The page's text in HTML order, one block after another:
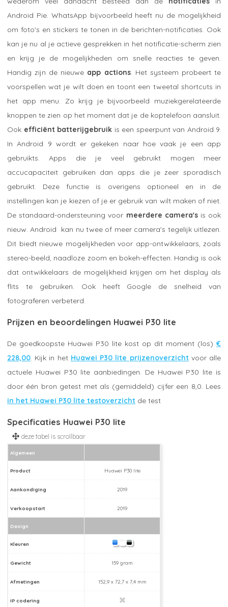
Android Pie. WhatsApp bijvoorbeeld heeft nu de mogelijkheid
om foto's en stickers te tonen in de berichten-notificaties. Ook
kan je nu al je actieve gesprekken in het notificatie-scherm zien
en krijg je de mogelijkheden om snelle reacties te geven.
Handig zijn de nieuwe app actions. Het systeem probeert te
voorspellen wat je wilt doen en toont een tweetal shortcuts in
het app menu. Zo krijg je bijvoorbeeld muziekgerelateerde
knoppen te zien op het moment dat je de koptelefoon aansluit.
Ook efficiënt batterijgebruik is een speerpunt van Android 9.
In Android 9 wordt er gekeken naar hoe vaak je een app
gebruikts. Apps die je veel gebruikt mogen meer
accucapaciteit gebruiken dan apps die je zeer sporadisch
gebruikt. Deze functie is overigens optioneel en in de
instellingen kan je kiezen of je er gebruik van wilt maken of niet.
De standaard-ondersteuning voor meerdere camera'sis ook
nieuw. Android kan nu twee of meer camera's tegelijk uitlezen.
Dit biedt nieuwe mogelijkheden voor app-ontwikkelaars, zoals
stereo-beeld, naadloze zoom en bokeh-effecten. Handig is ook
dat ontwikkelaars de mogelijkheid krijgen om het display als
flits te gebruiken. Ook heeft Google de snelheid van
fotograferen verbeterd.
Prijzen en beoordelingen Huawei P30 lite
De goedkoopste Huawei P30 lite kost op dit moment (los) €
228,00 . Kijk in het Huawei P30 lite prijzenoverzichtvoor alle
actuele Huawei P30 lite aanbiedingen. De Huawei P30 lite is
door één bron getest met als (gemiddeld) cijfer een 8,0. Lees
in het Huawei P30 lite testoverzicht de test
Specificaties Huawei P30 lite
Algemeen
Product Huawei P30 lite
Aankondiging 2019
Verkoopstart 2019
Design
Kleuren
Gewicht 159 gram
Afmetingen 152,9 x 72,7 x 7,4 mm
IP codering